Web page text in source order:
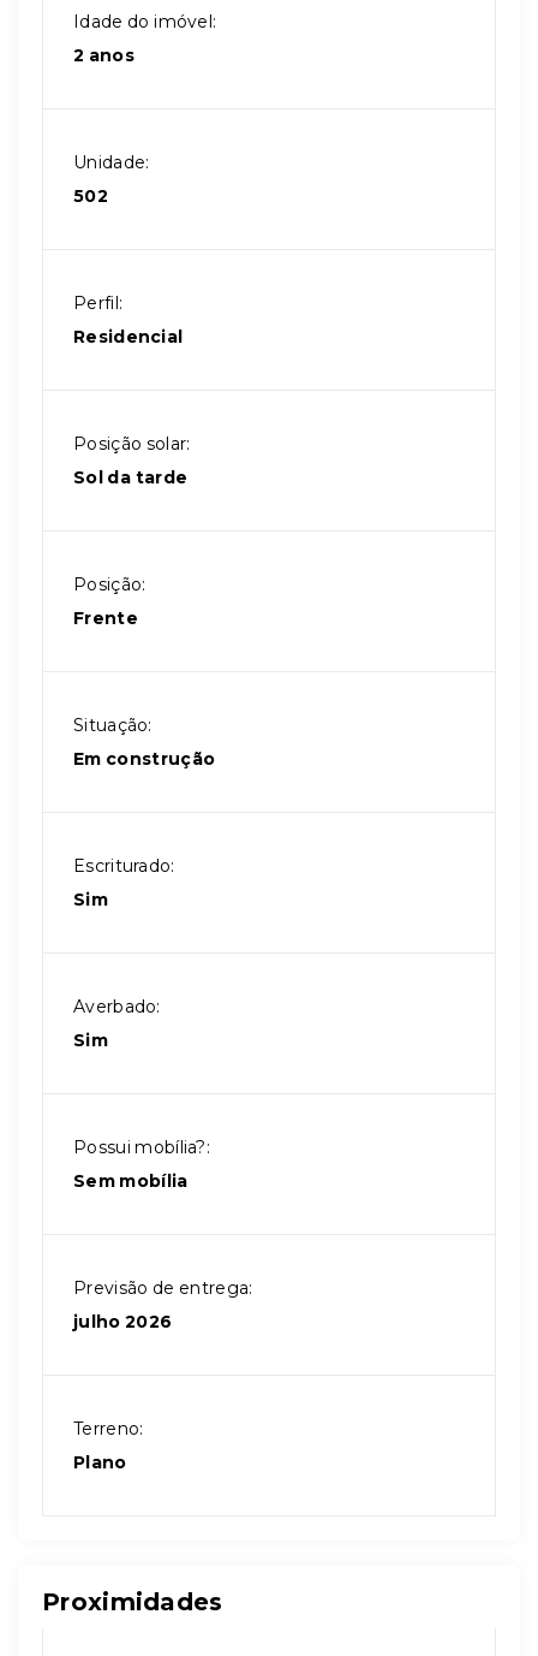
Idade do imóvel:
2 anos
Unidade:
502
Perfil:
Residencial
Posição solar:
Sol da tarde
Posição:
Frente
Situação:
Em construção
Escriturado:
Sim
Averbado:
Sim
Possui mobília?:
Sem mobília
Previsão de entrega:
julho 2026
Terreno:
Plano
Proximidades